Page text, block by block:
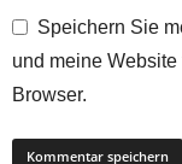
Speichern Sie
und meine
Browser.